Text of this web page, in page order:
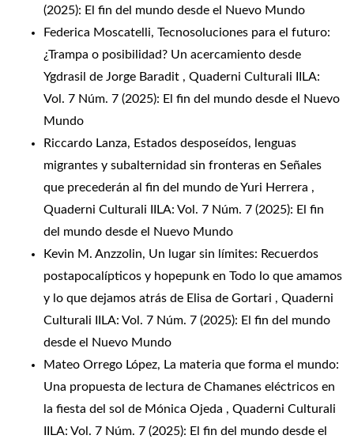
(2025): El fin del mundo desde el Nuevo Mundo
Federica Moscatelli, Tecnosoluciones para el futuro:
¿Trampa o posibilidad? Un acercamiento desde
Ygdrasil de Jorge Baradit , Quaderni Culturali IILA:
Vol. 7 Núm. 7 (2025): El fin del mundo desde el Nuevo
Mundo
Riccardo Lanza, Estados desposeídos, lenguas
migrantes y subalternidad sin fronteras en Señales
que precederán al fin del mundo de Yuri Herrera ,
Quaderni Culturali IILA: Vol. 7 Núm. 7 (2025): El fin
del mundo desde el Nuevo Mundo
Kevin M. Anzzolin, Un lugar sin límites: Recuerdos
postapocalípticos y hopepunk en Todo lo que amamos
y lo que dejamos atrás de Elisa de Gortari , Quaderni
Culturali IILA: Vol. 7 Núm. 7 (2025): El fin del mundo
desde el Nuevo Mundo
Mateo Orrego López, La materia que forma el mundo:
Una propuesta de lectura de Chamanes eléctricos en
la fiesta del sol de Mónica Ojeda , Quaderni Culturali
IILA: Vol. 7 Núm. 7 (2025): El fin del mundo desde el